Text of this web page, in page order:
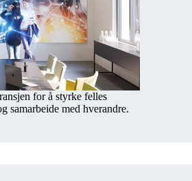
for å styrke felles
samarbeide med hverandre.